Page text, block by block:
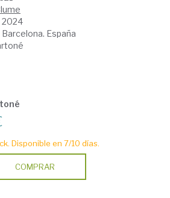
2024
Barcelona. España
Disponible en 7/10 días.
COMPRAR